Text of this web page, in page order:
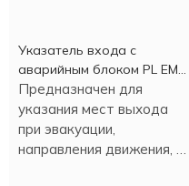
Указатель входа c
аварийным блоком PL EM
2.0 (1,5 часа)
Предназначен для
указания мест выхода
при эвакуации,
направления движения, а